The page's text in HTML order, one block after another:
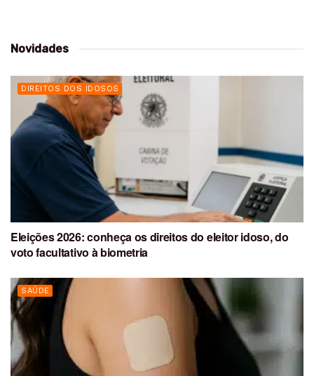
Novidades
DIREITOS DOS IDOSOS
Eleições 2026: conheça os direitos do eleitor idoso, do
voto facultativo à biometria
SAÚDE